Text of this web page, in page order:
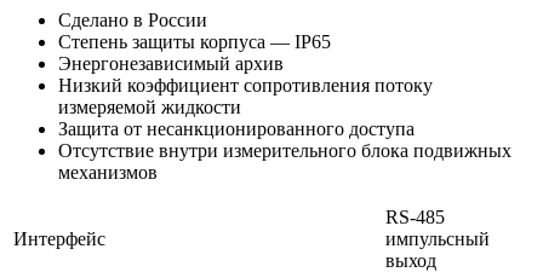
Сделано в России
Степень защиты корпуса — IP65
Энергонезависимый архив
Низкий коэффициент сопротивления потоку
измеряемой жидкости
Защита от несанкционированного доступа
Отсутствие внутри измерительного блока подвижных
механизмов
Интерфейс
RS-485
импульсный
выход